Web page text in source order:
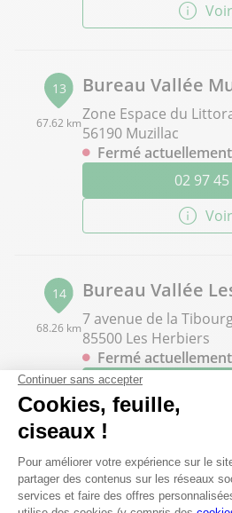
13
67.62 km
Bureau Vallée
Zone Espace du
56190 Muzillac
Fermé actuellement
02 97
14
68.26 km
Bureau Vallée
7 avenue de la
85500 Les Herbiers
Fermé actuellement
02 51
15 Bureau Vallée